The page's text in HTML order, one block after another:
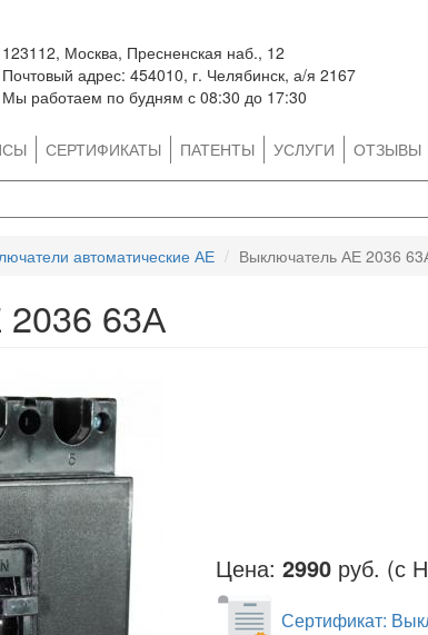
123112, Москва, Пресненская наб., 12
Почтовый адрес: 454010, г. Челябинск, а/я 2167
Мы работаем по будням с 08:30 до 17:30
СЕРТИФИКАТЫ ПАТЕНТЫ УСЛУГИ ОТЗЫВЫ
автоматические АЕ Выключатель АЕ 2036
63А
Цена: 2990руб. (с
Сертификат: